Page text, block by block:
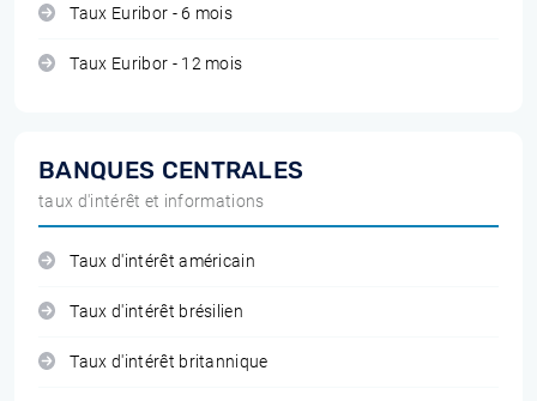
Taux Euribor - 6 mois
Taux Euribor - 12 mois
BANQUES CENTRALES
taux d'intérêt et informations
Taux d'intérêt américain
Taux d'intérêt brésilien
Taux d'intérêt britannique